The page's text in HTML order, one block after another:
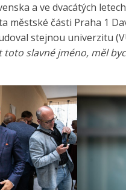
a ve dvacátých
části Praha 1
stejnou univerzitu
slavné jméno, měl